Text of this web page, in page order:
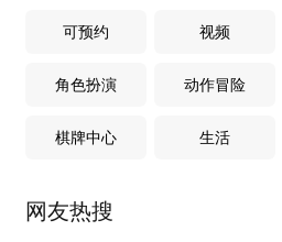
可预约 视频
角色扮演 动作冒险
棋牌中心 生活
网友热搜